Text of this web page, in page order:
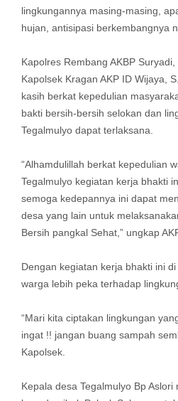
lingkungannya masing-masing,
hujan, antisipasi berkembangnya
Kapolres Rembang AKBP
Kapolsek Kragan AKP ID Wijaya,
kasih berkat kepedulian
bakti bersih-bersih selokan dan
Tegalmulyo dapat terlaksana.
“Alhamdulillah berkat kepedulian
Tegalmulyo kegiatan kerja bhakti
semoga kedepannya ini dapat
desa yang lain untuk
Bersih pangkal Sehat,” ungkap
Dengan kegiatan kerja bhakti ini
warga lebih peka terhadap
“Mari kita ciptakan lingkungan
ingat !! jangan buang sampah
Kapolsek.
Kepala desa Tegalmulyo Bp